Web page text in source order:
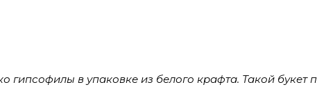
гипсофилы в упаковке из белого крафта. Такой